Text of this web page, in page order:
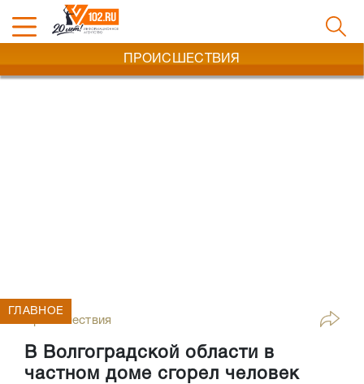
ПРОИСШЕСТВИЯ
Происшествия
В Волгоградской области в
частном доме сгорел человек
ГЛАВНОЕ